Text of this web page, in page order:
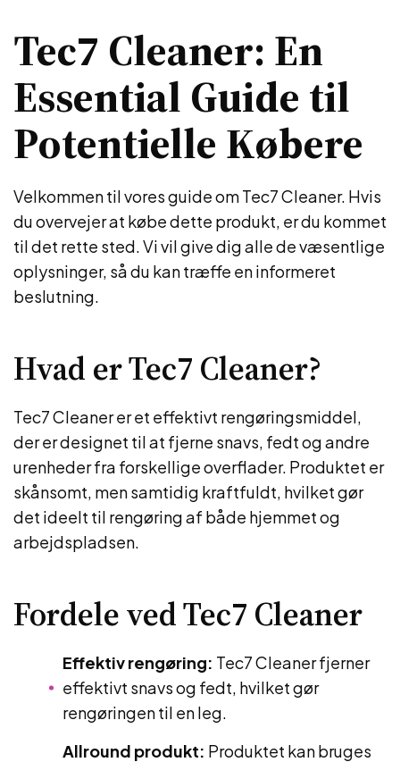
Tec7 Cleaner: En
Essential Guide til
Potentielle Købere
Velkommen til vores guide om Tec7 Cleaner. Hvis
du overvejer at købe dette produkt, er du kommet
til det rette sted. Vi vil give dig alle de væsentlige
oplysninger, så du kan træffe en informeret
beslutning.
Hvad er Tec7 Cleaner?
Tec7 Cleaner er et effektivt rengøringsmiddel,
der er designet til at fjerne snavs, fedt og andre
urenheder fra forskellige overflader. Produktet er
skånsomt, men samtidig kraftfuldt, hvilket gør
det ideelt til rengøring af både hjemmet og
arbejdspladsen.
Fordele ved Tec7 Cleaner
Effektiv rengøring: Tec7 Cleaner fjerner
effektivt snavs og fedt, hvilket gør
rengøringen til en leg.
Allround produkt: Produktet kan bruges